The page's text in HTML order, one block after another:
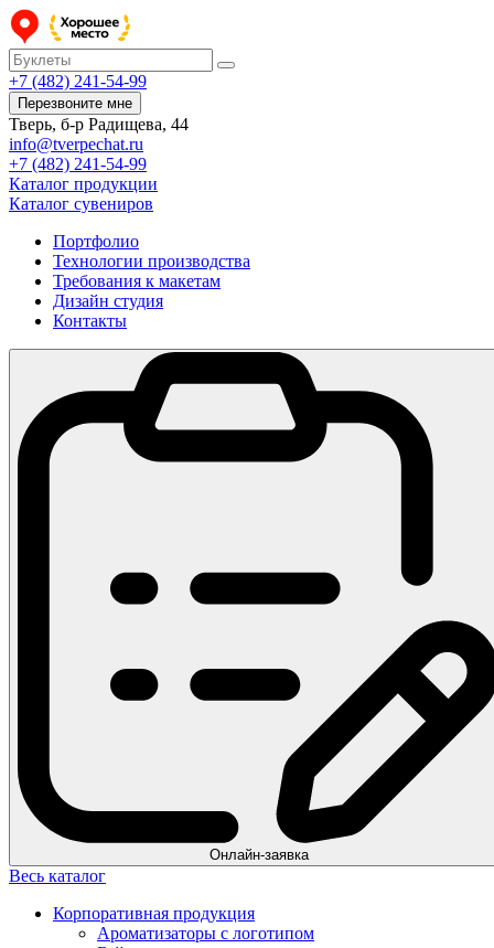
+7 (482) 241-54-99
Перезвоните мне
Тверь, б-р Радищева, 44
info@tverpechat.ru
+7 (482) 241-54-99
Каталог продукции
Каталог сувениров
Портфолио
Технологии производства
Требования к макетам
Дизайн студия
Контакты
Онлайн-заявка
Весь каталог
Корпоративная продукция
Ароматизаторы с логотипом